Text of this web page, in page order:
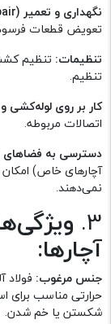
نگهداری و تعمیر (Maintenance & Repair):
تعویض قطعات
تنظیمات: تنظیم
تنظیم.
کار بر روی لوله‌کشی
اتصالات مربوطه.
دسترسی به فضاهای
آچارهای خاص) امکان
نمی‌دهند.
3.
آچارها:
جنس مرغوب:
حرارتی مناسب برای
شکستن یا خم شدن.